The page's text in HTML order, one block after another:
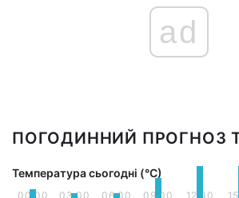
ad
ПОГОДИННИЙ ПРОГНОЗ
Температура сьогодні (°С)
00:00 03:00 06:00 09:00 12:00